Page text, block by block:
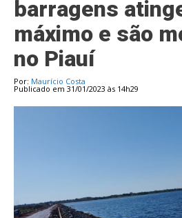
barragens
máximo e são
no Piauí
Por: Maurício Costa
Publicado em 31/01/2023 às 14h29